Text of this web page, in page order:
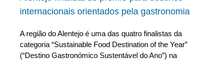
internacionais orientados pela gastronomia
A região do Alentejo é uma das quatro finalistas da
categoria “Sustainable Food Destination of the Year”
(“Destino Gastronómico Sustentável do Ano”) na